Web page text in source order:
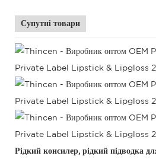
Супутні товари
Рідкий консилер, рідкий підводка